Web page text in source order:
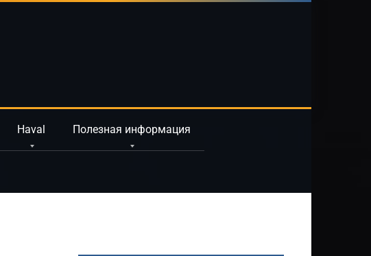
Haval Полезная информация